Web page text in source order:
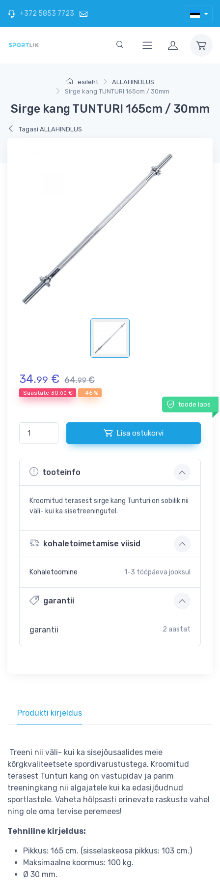
+372 5853 7723
esileht
ALLAHINDLUS
Sirge kang TUNTURI 165cm / 30mm
Sirge kang TUNTURI 165cm / 30mm
Tagasi ALLAHINDLUS
34.99 € 64.99€
Säästate 30.00 € -46 %
toode laos
Lisa ostukorvi
tooteinfo
Kroomitud terasest sirge kang Tunturi on sobilik nii
väli- kui ka sisetreeningutel.
kohaletoimetamise viisid
Kohaletoomine 1-3 tööpäeva jooksul
garantii
garantii 2 aastat
Produkti kirjeldus
Treeni nii väli- kui ka sisejõusaalides meie
kõrgkvaliteetsete spordivarustustega. Kroomitud
terasest Tunturi kang on vastupidav ja parim
treeningkang nii algajatele kui ka edasijõudnud
sportlastele. Vaheta hõlpsasti erinevate raskuste vahel
ning ole oma tervise peremees!
Tehniline kirjeldus:
Pikkus: 165 cm. (sisselaskeosa pikkus: 103 cm.)
Maksimaalne koormus: 100 kg.
Ø 30 mm.